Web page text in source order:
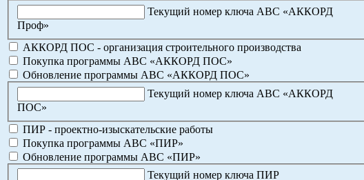
Текущий номер ключа АВС «АККОРД
Проф»
АККОРД ПОС - организация строительного производства
Покупка программы АВС «АККОРД ПОС»
Обновление программы АВС «АККОРД ПОС»
Текущий номер ключа АВС «АККОРД
ПОС»
ПИР - проектно-изыскательские работы
Покупка программы АВС «ПИР»
Обновление программы АВС «ПИР»
Текущий номер ключа ПИР